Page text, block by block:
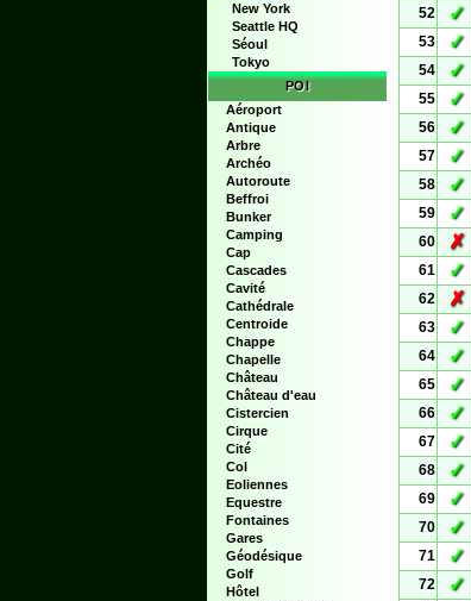
New York
Seattle HQ
Séoul
Tokyo
POI
Aéroport
Antique
Arbre
Archéo
Autoroute
Beffroi
Bunker
Camping
Cap
Cascades
Cavité
Cathédrale
Centroide
Chappe
Chapelle
Château
Château d'eau
Cistercien
Cirque
Cité
Col
Eoliennes
Equestre
Fontaines
Gares
Géodésique
Golf
Hôtel
52
✓
53
✓
54
✓
55
✓
56
✓
57
✓
58
✓
59
✓
60
✗
61
✓
62
✗
63
✓
64
✓
65
✓
66
✓
67
✓
68
✓
69
✓
70
✓
71
✓
72
✓